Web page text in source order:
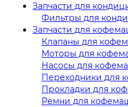
Запчасти для
Фильтры для
Запчасти для
Клапаны для
Моторы для
Насосы для
Переходники для
Прокладки для
Ремни для